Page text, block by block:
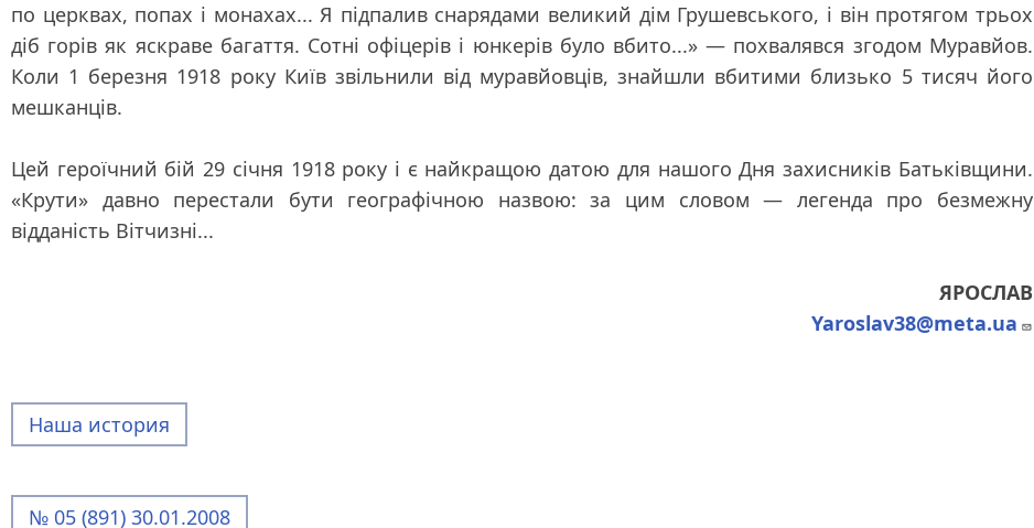
по церквах, попах і монахах... Я підпалив снарядами великий дім Грушевського, і він протягом трьох
діб горів як яскраве багаття. Сотні офіцерів і юнкерів було вбито...» — похвалявся згодом Муравйов.
Коли 1 березня 1918 року Київ звільнили від муравйовців, знайшли вбитими близько 5 тисяч його
мешканців.
Цей героїчний бій 29 січня 1918 року і є найкращою датою для нашого Дня захисників Батьківщини.
«Крути» давно перестали бути географічною назвою: за цим словом — легенда про безмежну
відданість Вітчизні...
ЯРОСЛАВ
Yaroslav38@meta.ua
Наша история
№ 05 (891) 30.01.2008